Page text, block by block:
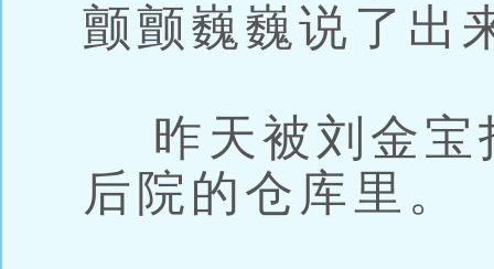
颤颤巍巍说了
昨天被刘金宝
后院的仓库里。